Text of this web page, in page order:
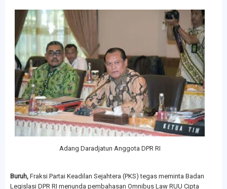
Adang Daradjatun Anggota DPR RI
Buruh, Fraksi Partai Keadilan Sejahtera (PKS) tegas meminta Badan
Legislasi DPR RI menunda pembahasan Omnibus Law RUU Cipta